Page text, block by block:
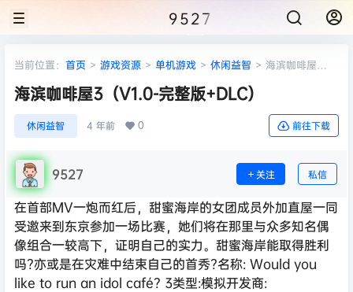
9527
当前位置： 首页 > 游戏资源 > 单机游戏 > 休闲益智 > 海滨咖啡屋
海滨咖啡屋3（V1.0-完整版+DLC）
休闲益智 4 年前 0 前往下载
9527 关注 私信
在首部MV一炮而红后，甜蜜海岸的女团成员外加直屋一同
受邀来到东京参加一场比赛，她们将在那里与众多知名偶
像组合一较高下，证明自己的实力。甜蜜海岸能取得胜利
吗?亦或是在灾难中结束自己的首秀?名称: Would you
like to run an idol café? 3类型:模拟开发商: